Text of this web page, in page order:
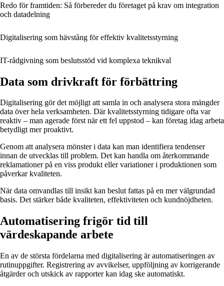
Redo för framtiden: Så förbereder du företaget på krav om integration
och datadelning
Digitalisering som hävstång för effektiv kvalitetsstyrning
IT-rådgivning som beslutsstöd vid komplexa teknikval
Data som drivkraft för förbättring
Digitalisering gör det möjligt att samla in och analysera stora mängder
data över hela verksamheten. Där kvalitetsstyrning tidigare ofta var
reaktiv – man agerade först när ett fel uppstod – kan företag idag arbeta
betydligt mer proaktivt.
Genom att analysera mönster i data kan man identifiera tendenser
innan de utvecklas till problem. Det kan handla om återkommande
reklamationer på en viss produkt eller variationer i produktionen som
påverkar kvaliteten.
När data omvandlas till insikt kan beslut fattas på en mer välgrundad
basis. Det stärker både kvaliteten, effektiviteten och kundnöjdheten.
Automatisering frigör tid till
värdeskapande arbete
En av de största fördelarna med digitalisering är automatiseringen av
rutinuppgifter. Registrering av avvikelser, uppföljning av korrigerande
åtgärder och utskick av rapporter kan idag ske automatiskt.